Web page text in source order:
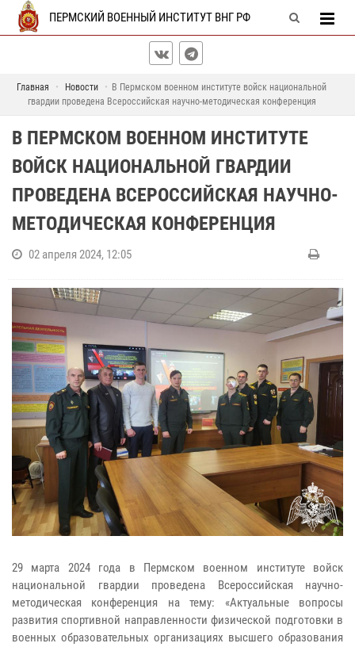
ПЕРМСКИЙ ВОЕННЫЙ ИНСТИТУТ ВНГ РФ
Главная Новости
В Пермском военном институте войск национальной
гвардии проведена Всероссийская научно-методическая конференция
В ПЕРМСКОМ ВОЕННОМ ИНСТИТУТЕ
ВОЙСК НАЦИОНАЛЬНОЙ ГВАРДИИ
ПРОВЕДЕНА ВСЕРОССИЙСКАЯ НАУЧНО-
МЕТОДИЧЕСКАЯ КОНФЕРЕНЦИЯ
02 апреля 2024, 12:05
29 марта 2024 года в Пермском военном институте войск
национальной гвардии проведена Всероссийская научно-
методическая конференция на тему: «Актуальные вопросы
развития спортивной направленности физической подготовки в
военных образовательных организациях высшего образования